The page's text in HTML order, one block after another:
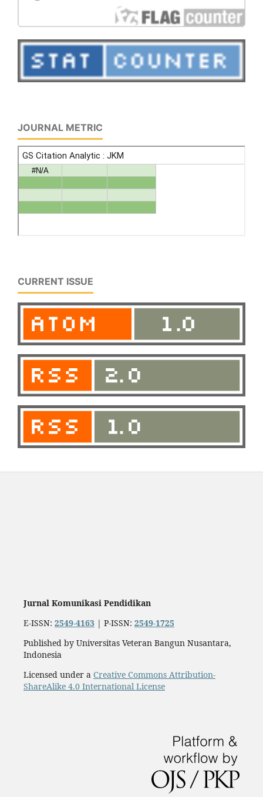
JOURNAL METRIC
CURRENT ISSUE
Jurnal Komunikasi Pendidikan
E-ISSN: 2549-4163 | P-ISSN: 2549-1725
Published by Universitas Veteran Bangun Nusantara,
Indonesia
Licensed under a Creative Commons Attribution-
ShareAlike 4.0 International License